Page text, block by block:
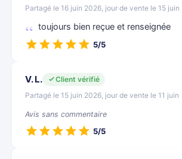
Partagé le 16 juin 2026, jour de vente le 15 juin
toujours bien reçue et renseignée
5/5
V. L.
Client vérifié
Partagé le 15 juin 2026, jour de vente le 11 juin
Avis sans commentaire
5/5